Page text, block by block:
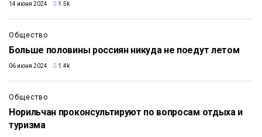
14 июня 2024 1.5k
Общество
Больше половины россиян никуда не поедут летом
06 июня 2024 1.4k
Общество
Норильчан проконсультируют по вопросам отдыха и
туризма